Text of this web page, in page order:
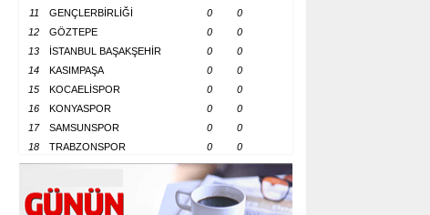
11
GENÇLERBİRLİĞİ 0
0
12
GÖZTEPE 0
0
13
İSTANBUL BAŞAKŞEHİR 0
0
14
KASIMPAŞA 0
0
15
KOCAELİSPOR 0
0
16
KONYASPOR 0
0
17
SAMSUNSPOR 0
0
18
TRABZONSPOR 0 0